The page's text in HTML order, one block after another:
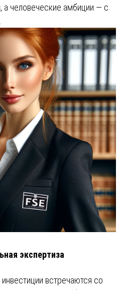
а человеческие амбиции — с
экспертиза
встречаются со